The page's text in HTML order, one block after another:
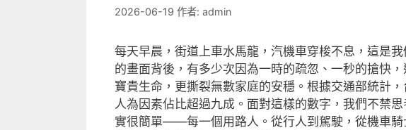
2026-06-19 作者: admin
每天早晨，街道上車水馬龍，汽機車穿梭不息，這是
的畫面背後，有多少次因為一時的疏忽、一秒的搶快
寶貴生命，更撕裂無數家庭的安穩。根據交通部統計
人為因素佔比超過九成。面對這樣的數字，我們不禁
實很簡單——每一個用路人。從行人到駕駛，從機車